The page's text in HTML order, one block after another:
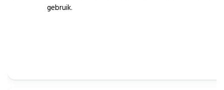
gebruik.